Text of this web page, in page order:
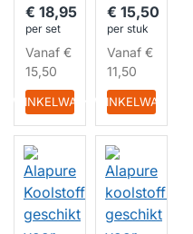
HUISMERK
€ 18,95
per set
Vanaf €
15,50
WINKELWAGEN
HUISMERK
€ 15,50
per stuk
Vanaf€
11,50
IN WINKELWAGEN